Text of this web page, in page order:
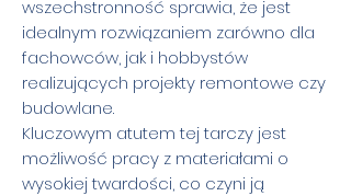
wszechstronność sprawia, że jest
idealnym rozwiązaniem zarówno dla
fachowców, jak i hobbystów
realizujących projekty remontowe czy
budowlane.
Kluczowym atutem tej tarczy jest
możliwość pracy z materiałami o
wysokiej twardości, co czyni ją